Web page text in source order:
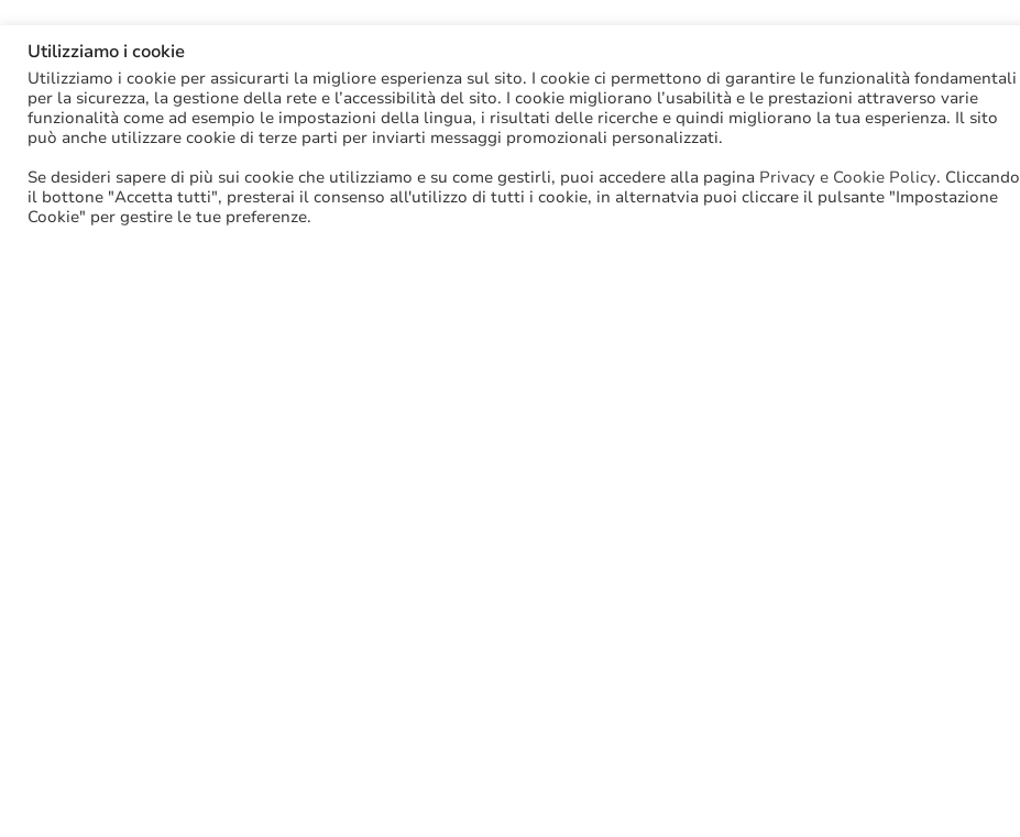
Utilizziamo i cookie
Utilizziamo i cookie per assicurarti la migliore esperienza sul sito. I cookie ci permettono di garantire le funzionalità fondamentali
per la sicurezza, la gestione della rete e l’accessibilità del sito. I cookie migliorano l’usabilità e le prestazioni attraverso varie
funzionalità come ad esempio le impostazioni della lingua, i risultati delle ricerche e quindi migliorano la tua esperienza. Il sito
può anche utilizzare cookie di terze parti per inviarti messaggi promozionali personalizzati.
Se desideri sapere di più sui cookie che utilizziamo e su come gestirli, puoi accedere alla pagina Privacy e Cookie Policy. Cliccando
il bottone "Accetta tutti", presterai il consenso all'utilizzo di tutti i cookie, in alternatvia puoi cliccare il pulsante "Impostazione
Cookie" per gestire le tue preferenze.